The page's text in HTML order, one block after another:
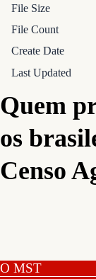
File Size
File Count
Create Date
Last Updated
Quem
os
Censo
O MST